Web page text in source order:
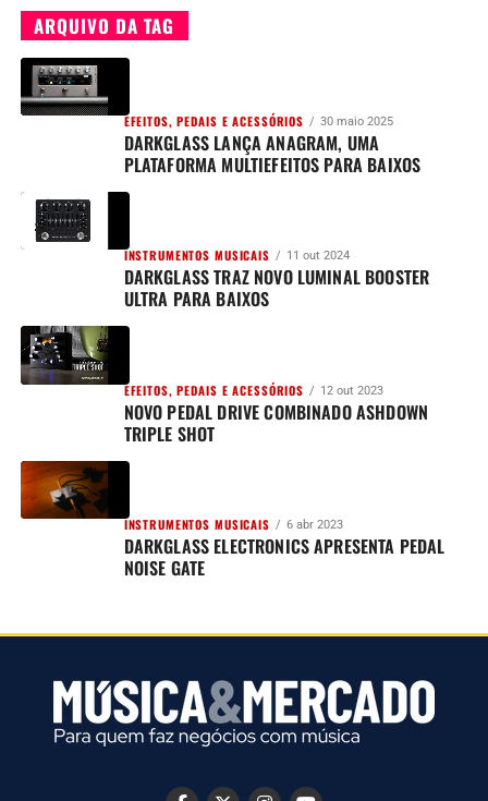
ARQUIVO DA TAG
EFEITOS, PEDAIS E ACESSÓRIOS 30 maio 2025
DARKGLASS LANÇA ANAGRAM, UMA
PLATAFORMA MULTIEFEITOS PARA BAIXOS
INSTRUMENTOS MUSICAIS 11 out 2024
DARKGLASS TRAZ NOVO LUMINAL BOOSTER
ULTRA PARA BAIXOS
EFEITOS, PEDAIS E ACESSÓRIOS 12 out 2023
NOVO PEDAL DRIVE COMBINADO ASHDOWN
TRIPLE SHOT
INSTRUMENTOS MUSICAIS 6 abr 2023
DARKGLASS ELECTRONICS APRESENTA PEDAL
NOISE GATE